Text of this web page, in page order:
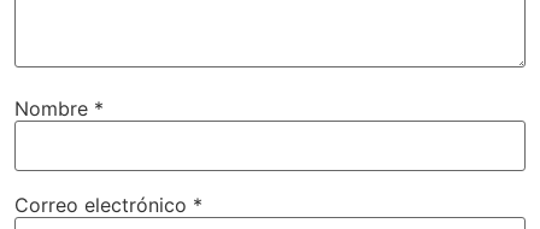
Nombre *
Correo electrónico *